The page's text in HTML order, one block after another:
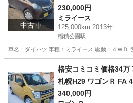
中古車
230,000円
ミライース
125,000km 2013年
稲積公園駅
車名：ダイハツ 車種：ミライース 駆動：４Ｗ
稲積公園駅 ミライ
格安コミコミ価格34
札幌
340,000円